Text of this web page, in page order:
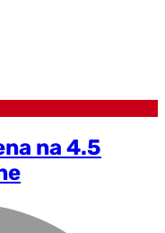
na 4.5